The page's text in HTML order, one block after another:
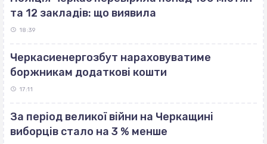
та 12 закладів: що виявила
18:39
Черкасиенергозбут нараховуватиме
боржникам додаткові кошти
17:11
За період великої війни на Черкащині
виборців стало на 3 % менше